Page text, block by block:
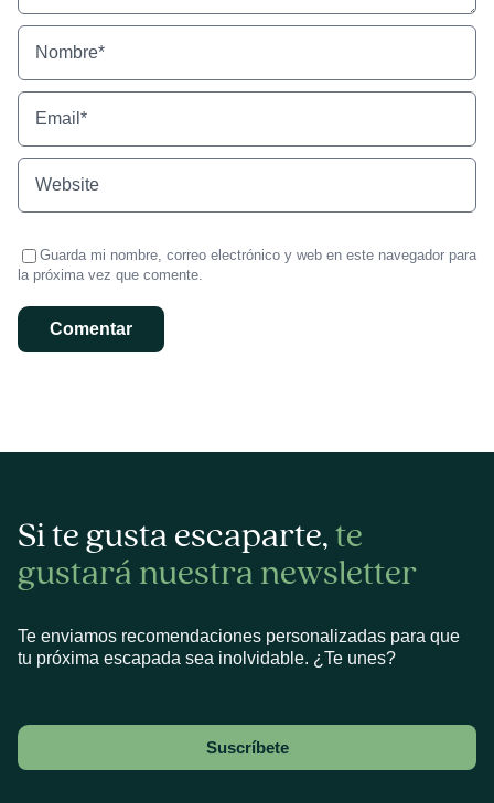
Guarda mi nombre, correo electrónico y web en este navegador para
la próxima vez que comente.
Si te gusta escaparte,te
gustará nuestra newsletter
Te enviamos recomendaciones personalizadas para que
tu próxima escapada sea inolvidable. ¿Te unes?
Suscríbete